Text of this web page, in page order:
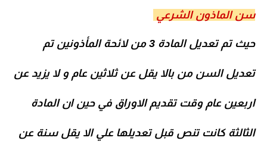
سن الماذون الشرعي
حيث تم تعديل المادة 3 من لائحة المأذونين تم
تعديل السن من بالا يقل عن ثلاثين عام و لا يزيد عن
اربعين عام وقت تقديم الاوراق في حين ان المادة
الثالثة كانت تنص قبل تعديلها علي الا يقل سنة عن